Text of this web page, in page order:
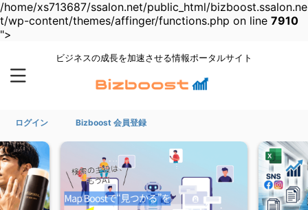
/home/xs713687/ssalon.net/public_html/bizboost.ssalon.ne
t/wp-content/themes/affinger/functions.php on line 7910
">
ビジネスの成長を加速させる情報ポータルサイト
ログイン Bizboost 会員登録